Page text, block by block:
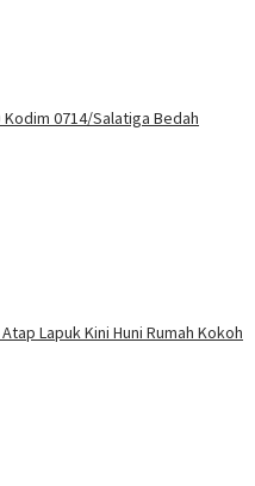
Kodim 0714/Salatiga Bedah
Lapuk Kini Huni Rumah Kokoh